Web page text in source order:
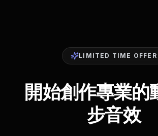
LIMITED TIME OFFER
開始創作專業的
步音效